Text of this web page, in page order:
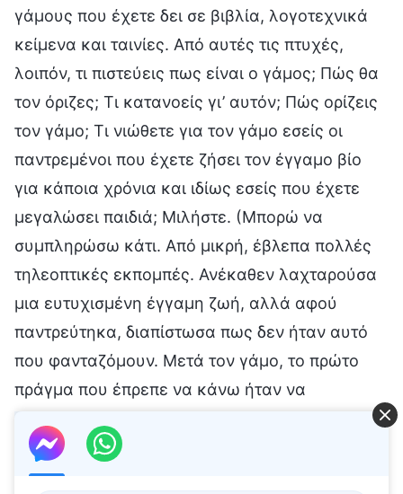
γάμους που έχετε δει σε βιβλία, λογοτεχνικά
κείμενα και ταινίες. Από αυτές τις πτυχές,
λοιπόν, τι πιστεύεις πως είναι ο γάμος; Πώς θα
τον όριζες; Τι κατανοείς γι’ αυτόν; Πώς ορίζεις
τον γάμο; Τι νιώθετε για τον γάμο εσείς οι
παντρεμένοι που έχετε ζήσει τον έγγαμο βίο
για κάποια χρόνια και ιδίως εσείς που έχετε
μεγαλώσει παιδιά; Μιλήστε. (Μπορώ να
συμπληρώσω κάτι. Από μικρή, έβλεπα πολλές
τηλεοπτικές εκπομπές. Ανέκαθεν λαχταρούσα
μια ευτυχισμένη έγγαμη ζωή, αλλά αφού
παντρεύτηκα, διαπίστωσα πως δεν ήταν αυτό
που φανταζόμουν. Μετά τον γάμο, το πρώτο
πράγμα που έπρεπε να κάνω ήταν να
πράγμα πολύ κουραστικό. Εκτός αυτού, με τον
σύζυγό μου είχαμε πολλές διαφορές στη ζωή